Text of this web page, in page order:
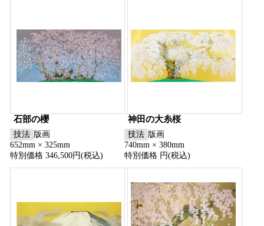
石部の櫻
技法 版画
652mm × 325mm
特別価格 346,500円(税込)
神田の大糸桜
技法 版画
740mm × 380mm
特別価格 円(税込)